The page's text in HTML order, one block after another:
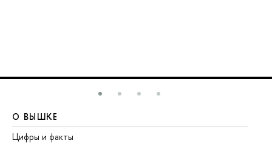
О ВЫШКЕ
Цифры и факты